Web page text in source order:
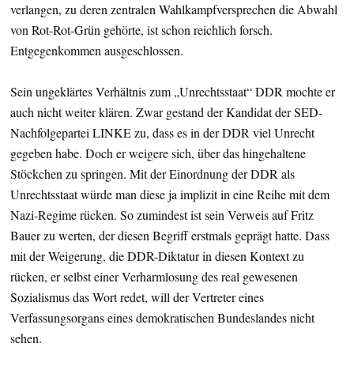
verlangen, zu deren zentralen Wahlkampfversprechen die Abwahl
von Rot-Rot-Grün gehörte, ist schon reichlich forsch.
Entgegenkommen ausgeschlossen.
Sein ungeklärtes Verhältnis zum „Unrechtsstaat“ DDR mochte er
auch nicht weiter klären. Zwar gestand der Kandidat der SED-
Nachfolgepartei LINKE zu, dass es in der DDR viel Unrecht
gegeben habe. Doch er weigere sich, über das hingehaltene
Stöckchen zu springen. Mit der Einordnung der DDR als
Unrechtsstaat würde man diese ja implizit in eine Reihe mit dem
Nazi-Regime rücken. So zumindest ist sein Verweis auf Fritz
Bauer zu werten, der diesen Begriff erstmals geprägt hatte. Dass
mit der Weigerung, die DDR-Diktatur in diesen Kontext zu
rücken, er selbst einer Verharmlosung des real gewesenen
Sozialismus das Wort redet, will der Vertreter eines
Verfassungsorgans eines demokratischen Bundeslandes nicht
sehen.